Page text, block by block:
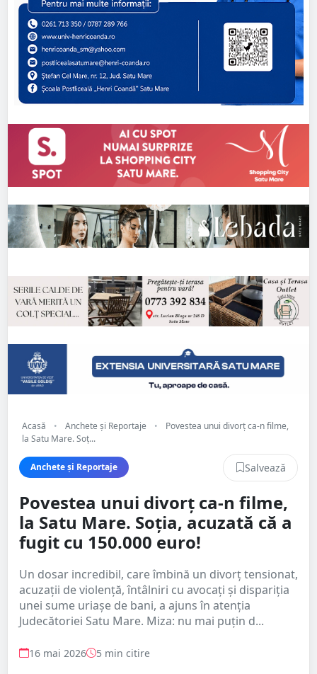
Acasă • Anchete și Reportaje •
Povestea unui divorț ca-n filme,
la Satu Mare. Soț...
Anchete și Reportaje Salvează
Povestea unui divorț ca-n filme,
la Satu Mare. Soția, acuzată că a
fugit cu 150.000 euro!
Un dosar incredibil, care îmbină un divorț tensionat,
acuzații de violență, întâlniri cu avocați și dispariția
unei sume uriașe de bani, a ajuns în atenția
Judecătoriei Satu Mare. Miza: nu mai puțin d...
16 mai 2026 5 min citire